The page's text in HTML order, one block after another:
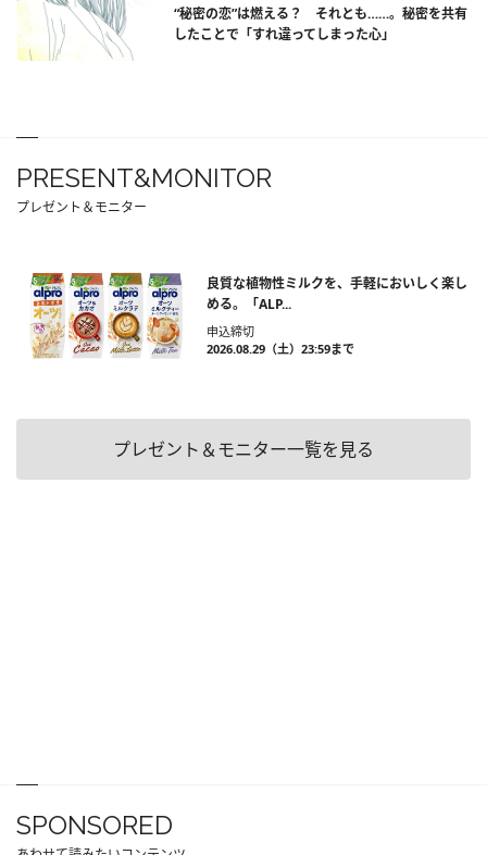
“秘密の恋”は燃える？ それとも……。秘密を共有
したことで「すれ違ってしまった心」
PRESENT&MONITOR
プレゼント＆モニター
良質な植物性ミルクを、手軽においしく楽し
める。「ALP...
申込締切
2026.08.29（土）23:59まで
プレゼント＆モニター一覧を見る
SPONSORED